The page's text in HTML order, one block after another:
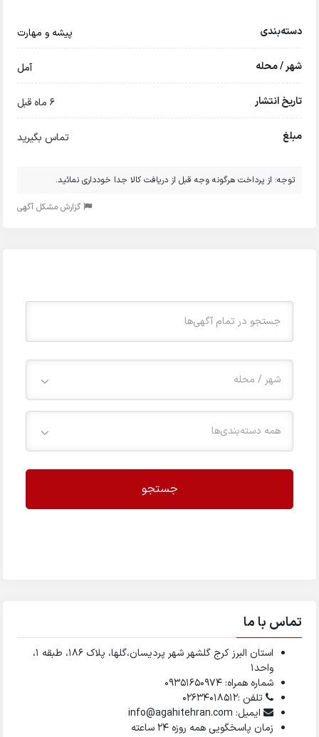
دسته‌بندی پیشه و مهارت
شهر / محله آمل
تاریخ انتشار 6 ماه قبل
مبلغ تماس بگیرید
توجه: از پرداخت هرگونه وجه قبل از دریافت کالا جدا خودداری نمائید.
گزارش مشکل آگهی
شهر / محله
همه دسته‌بندی‌ها
جستجو
تماس با ما
استان البرز کرج گلشهر شهر پردیسان،گلها، پلاک ۱۸۶، طبقه ۱،
واحد1
شماره همراه: 09351650974
تلفن :02634018512
ایمیل: info@agahitehran.com
زمان پاسخگویی همه روزه 24 ساعته